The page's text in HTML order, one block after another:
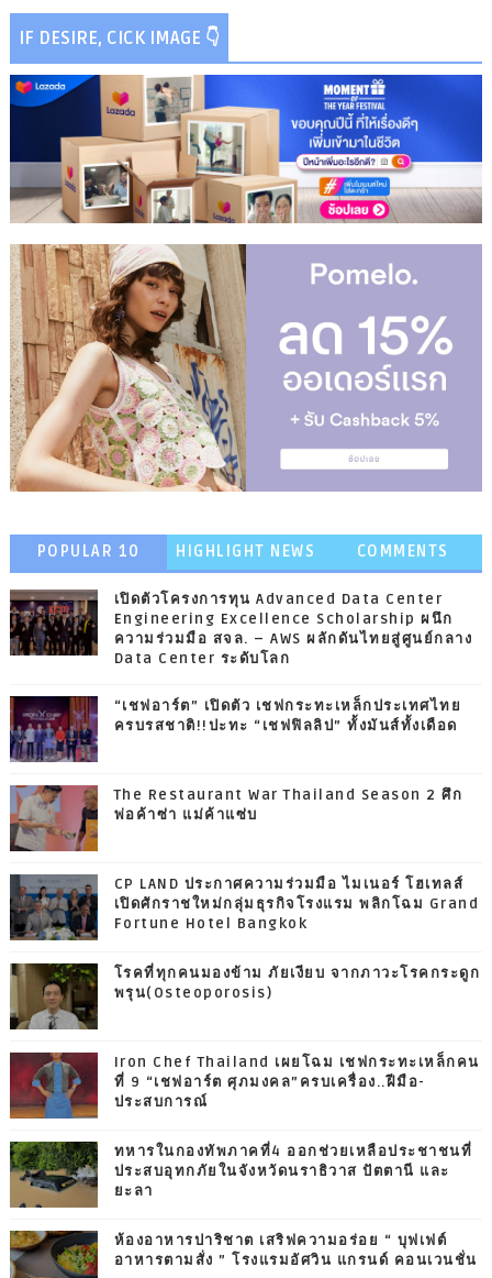
IF DESIRE, CICK IMAGE 👇
POPULAR 10 HIGHLIGHT NEWS COMMENTS
เปิดตัวโครงการทุน Advanced Data Center
Engineering Excellence Scholarship ผนึก
ความร่วมมือ สจล. – AWS ผลักดันไทยสู่ศูนย์กลาง
Data Center ระดับโลก
“เชฟอาร์ต” เปิดตัว เชฟกระทะเหล็กประเทศไทย
ครบรสชาติ!!ปะทะ “เชฟฟิลลิป” ทั้งมันส์ทั้งเดือด
The Restaurant War Thailand Season 2 ศึก
พ่อค้าซ่า แม่ค้าแซ่บ
CP LAND ประกาศความร่วมมือ ไมเนอร์ โฮเทลส์
เปิดศักราชใหม่กลุ่มธุรกิจโรงแรม พลิกโฉม Grand
Fortune Hotel Bangkok
โรคที่ทุกคนมองข้าม ภัยเงียบ จากภาวะโรคกระดูก
พรุน(Osteoporosis)
Iron Chef Thailand เผยโฉม เชฟกระทะเหล็กคน
ที่ 9 “เชฟอาร์ต ศุภมงคล”ครบเครื่อง..ฝีมือ-
ประสบการณ์
ทหารในกองทัพภาคที่4 ออกช่วยเหลือประชาชนที่
ประสบอุทกภัยในจังหวัดนราธิวาส ปัตตานี และ
ยะลา
ห้องอาหารปาริชาต เสริฟความอร่อย “ บุฟเฟต์
อาหารตามสั่ง ” โรงแรมอัศวิน แกรนด์ คอนเวนชั่น